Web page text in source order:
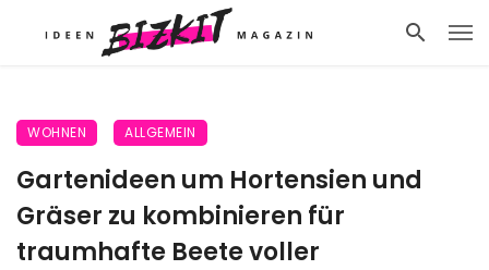
WOHNEN ALLGEMEIN
Gartenideen um Hortensien und
Gräser zu kombinieren für
traumhafte Beete voller